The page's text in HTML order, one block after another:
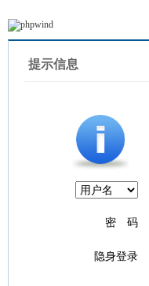
提示信息
密 码
隐身登录